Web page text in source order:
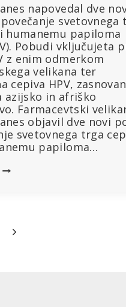
napovedal dve
svetovnega
humanemu papiloma
Pobudi vključujeta
z enim odmerkom
velikana ter
cepiva HPV,
azijsko in afriško
Farmacevtski
objavil dve novi
svetovnega trga
papiloma…
KLJUB
140Next